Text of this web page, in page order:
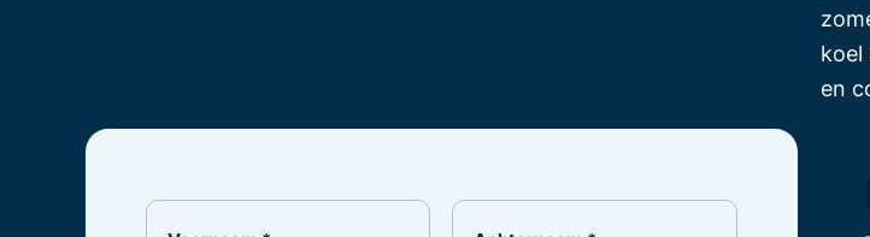
en